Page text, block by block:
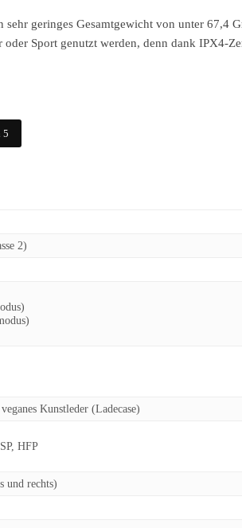
geringes Gesamtgewicht von unter 67,4
oder Sport genutzt werden, denn dank IPX4-
5
2)
Kunstleder (Ladecase)
HFP
und rechts)